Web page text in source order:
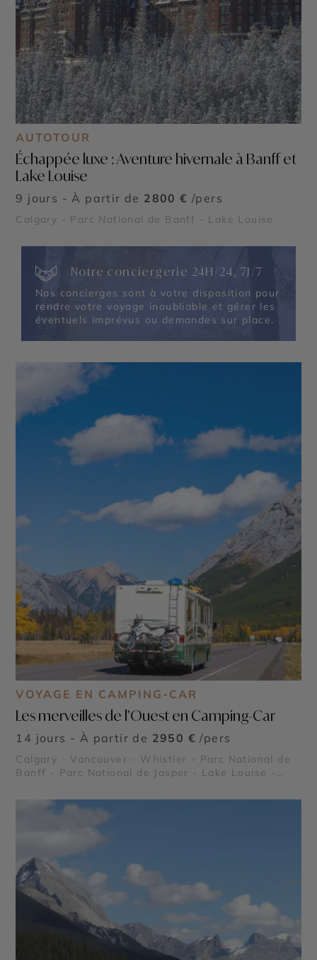
AUTOTOUR
Échappée luxe : Aventure hivernale à Banff et
Lake Louise
9 jours - À partir de 2800 € /pers
Calgary - Parc National de Banff - Lake Louise
Notre conciergerie 24H/24, 7J/7
Nos concierges sont à votre disposition pour
rendre votre voyage inoubliable et gérer les
éventuels imprévus ou demandes sur place.
VOYAGE EN CAMPING-CAR
Les merveilles de l’Ouest en Camping-Car
14 jours - À partir de 2950 € /pers
Calgary - Vancouver - Whistler - Parc National de
Banff - Parc National de Jasper - Lake Louise -
Moraine - Glacier Athabasca - Icefield Parkway -
Parc national de Yoho